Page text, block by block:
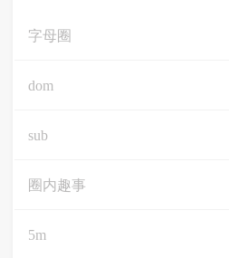
字母圈
dom
sub
圈内趣事
5m